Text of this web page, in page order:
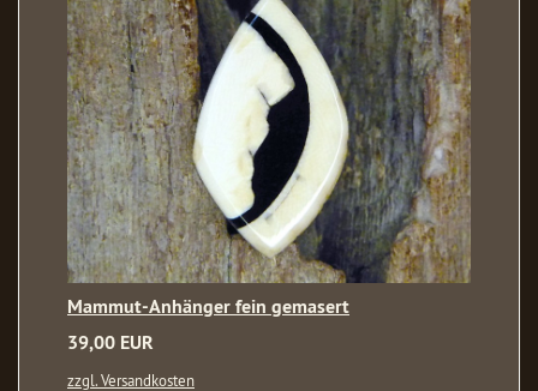
Mammut-Anhänger fein gemasert
39,00 EUR
zzgl. Versandkosten